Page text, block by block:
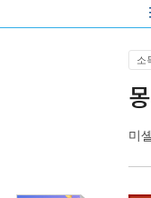
소
미